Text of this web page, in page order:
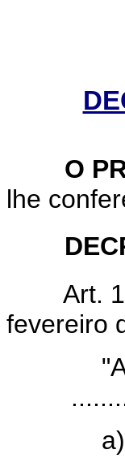
O
lhe
Art.
fevereiro